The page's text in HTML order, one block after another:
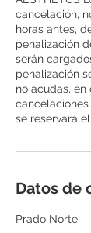
cancelación,
horas antes,
penalización
serán
penalización
no acudas, en
cancelaciones
se reservará
Datos de
Prado Norte